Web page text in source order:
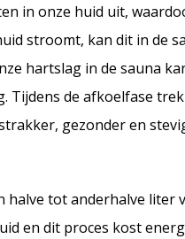
in onze huid uit,
stroomt, kan dit in de
hartslag in de sauna
Tijdens de afkoelfase
gezonder en
halve tot anderhalve liter
en dit proces kost